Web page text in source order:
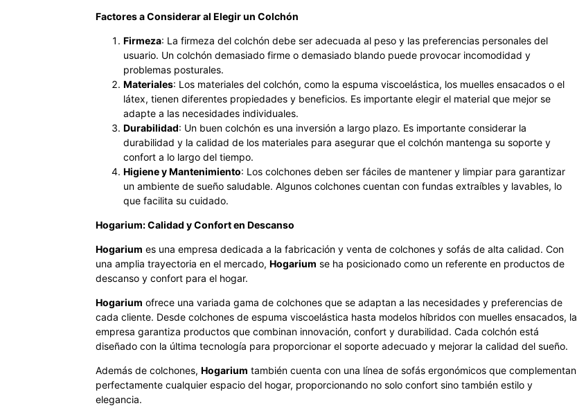
Factores a Considerar al Elegir un Colchón
Firmeza: La firmeza del colchón debe ser adecuada al peso y las preferencias personales del
usuario. Un colchón demasiado firme o demasiado blando puede provocar incomodidad y
problemas posturales.
Materiales: Los materiales del colchón, como la espuma viscoelástica, los muelles ensacados o el
látex, tienen diferentes propiedades y beneficios. Es importante elegir el material que mejor se
adapte a las necesidades individuales.
Durabilidad: Un buen colchón es una inversión a largo plazo. Es importante considerar la
durabilidad y la calidad de los materiales para asegurar que el colchón mantenga su soporte y
confort a lo largo del tiempo.
Higiene y Mantenimiento: Los colchones deben ser fáciles de mantener y limpiar para garantizar
un ambiente de sueño saludable. Algunos colchones cuentan con fundas extraíbles y lavables, lo
que facilita su cuidado.
Hogarium: Calidad y Confort en Descanso
Hogarium es una empresa dedicada a la fabricación y venta de colchones y sofás de alta calidad. Con
una amplia trayectoria en el mercado, Hogarium se ha posicionado como un referente en productos de
descanso y confort para el hogar.
Hogarium ofrece una variada gama de colchones que se adaptan a las necesidades y preferencias de
cada cliente. Desde colchones de espuma viscoelástica hasta modelos híbridos con muelles ensacados, la
empresa garantiza productos que combinan innovación, confort y durabilidad. Cada colchón está
diseñado con la última tecnología para proporcionar el soporte adecuado y mejorar la calidad del sueño.
Además de colchones, Hogarium también cuenta con una línea de sofás ergonómicos que complementan
perfectamente cualquier espacio del hogar, proporcionando no solo confort sino también estilo y
elegancia.